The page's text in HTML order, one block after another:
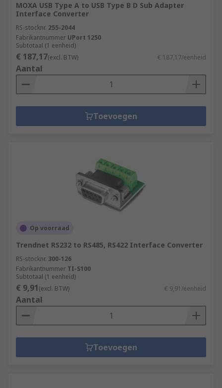
MOXA USB Type A to USB Type B D Sub Adapter
Interface Converter
RS-stocknr. 255-2044
Fabrikantnummer UPort 1250
Subtotaal (1 eenheid)
€ 187,17(excl. BTW) € 187,17/eenheid
Aantal
Toevoegen
Op voorraad
Trendnet RS232 to RS485, RS422 Interface Converter
RS-stocknr. 300-126
Fabrikantnummer TI-S100
Subtotaal (1 eenheid)
€ 9,91(excl. BTW) € 9,91/eenheid
Aantal
Toevoegen